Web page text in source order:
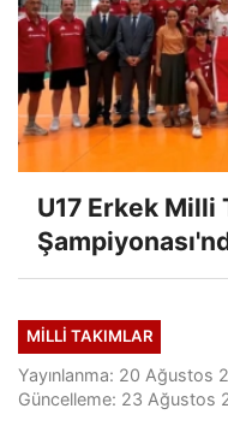
U17 Erkek Milli
MILLI TAKIMLAR
Yayınlanma: 20 Ağustos
Güncelleme: 23 Ağustos